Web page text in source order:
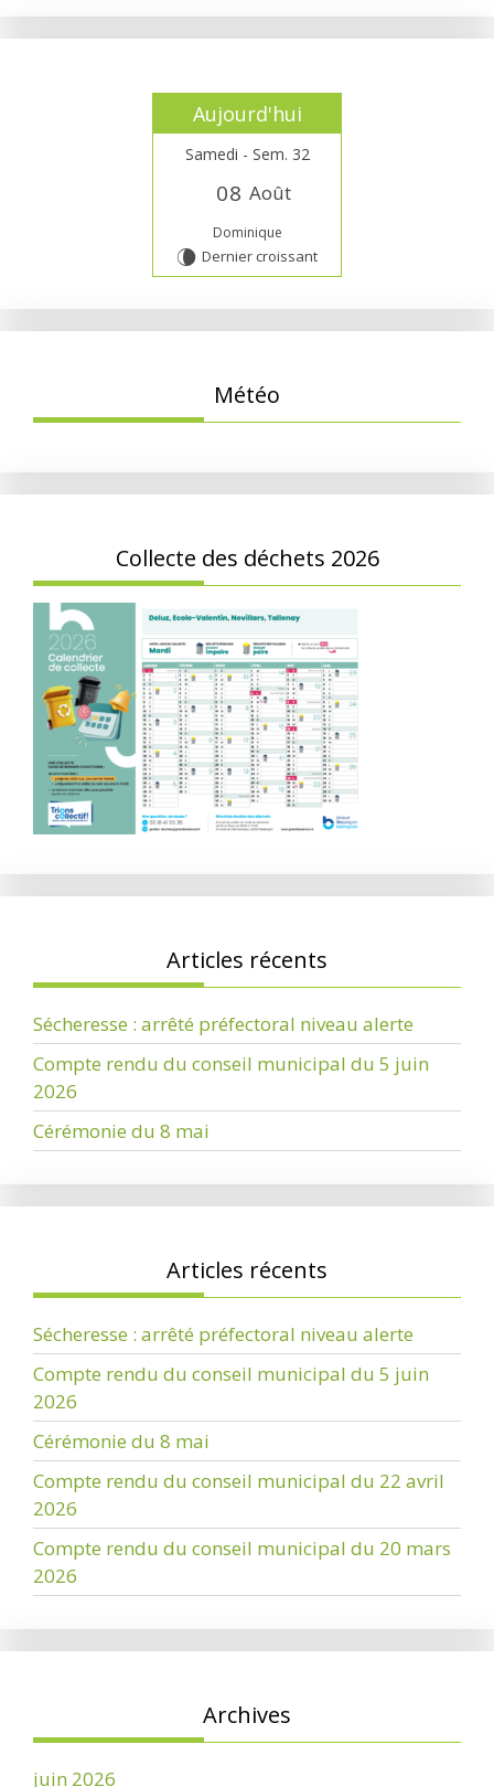
Aujourd'hui
Samedi - Sem. 32
08 Août
Dominique
V Dernier croissant
Météo
Collecte des déchets 2026
Articles récents
Sécheresse : arrêté préfectoral niveau alerte
Compte rendu du conseil municipal du 5 juin
2026
Cérémonie du 8 mai
Articles récents
Sécheresse : arrêté préfectoral niveau alerte
Compte rendu du conseil municipal du 5 juin
2026
Cérémonie du 8 mai
Compte rendu du conseil municipal du 22 avril
2026
Compte rendu du conseil municipal du 20 mars
2026
Archives
juin 2026